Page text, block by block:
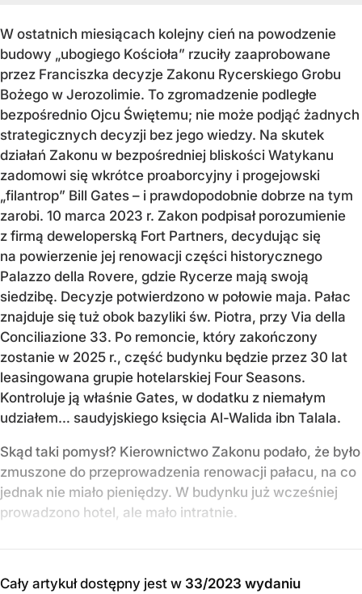
W ostatnich miesiącach kolejny cień na powodzenie
budowy „ubogiego Kościoła” rzuciły zaaprobowane
przez Franciszka decyzje Zakonu Rycerskiego Grobu
Bożego w Jerozolimie. To zgromadzenie podległe
bezpośrednio Ojcu Świętemu; nie może podjąć żadnych
strategicznych decyzji bez jego wiedzy. Na skutek
działań Zakonu w bezpośredniej bliskości Watykanu
zadomowi się wkrótce proaborcyjny i progejowski
„filantrop” Bill Gates – i prawdopodobnie dobrze na tym
zarobi. 10 marca 2023 r. Zakon podpisał porozumienie
z firmą deweloperską Fort Partners, decydując się
na powierzenie jej renowacji części historycznego
Palazzo della Rovere, gdzie Rycerze mają swoją
siedzibę. Decyzje potwierdzono w połowie maja. Pałac
znajduje się tuż obok bazyliki św. Piotra, przy Via della
Conciliazione 33. Po remoncie, który zakończony
zostanie w 2025 r., część budynku będzie przez 30 lat
leasingowana grupie hotelarskiej Four Seasons.
Kontroluje ją właśnie Gates, w dodatku z niemałym
udziałem… saudyjskiego księcia Al-Walida ibn Talala.
Skąd taki pomysł? Kierownictwo Zakonu podało, że było
zmuszone do przeprowadzenia renowacji pałacu, na co
jednak nie miało pieniędzy. W budynku już wcześniej
prowadzono hotel, ale mało intratnie.
Cały artykuł dostępny jest w 33/2023 wydaniu